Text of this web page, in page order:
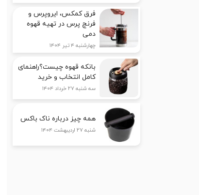
فرق کمکس، ایروپرس و
فرنچ پرس در تهیه قهوه
دمی
چهارشنبه ۴ تیر ۱۴۰۴
بانکه قهوه چیست؟راهنمای
کامل انتخاب و خرید
سه شنبه ۲۷ خرداد ۱۴۰۴
همه چیز درباره ناک باکس
شنبه ۲۷ اردیبهشت ۱۴۰۴